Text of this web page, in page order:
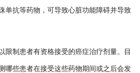
单抗等药物，可导致心脏功能障碍并导致
制患者有资格接受的癌症治疗剂量。目
哪些患者在接受这些药物期间或之后会发